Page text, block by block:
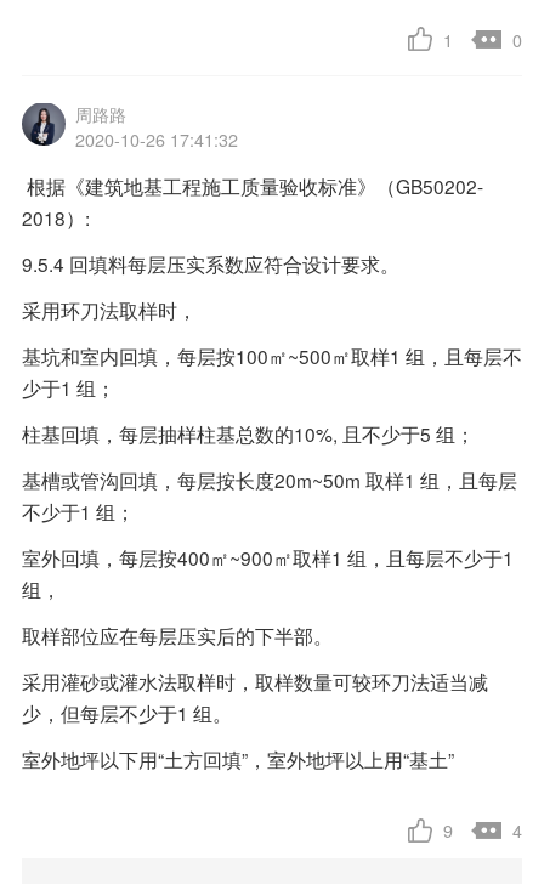
1 0
周路路
2020-10-26 17:41:32
根据《建筑地基工程施工质量验收标准》（GB50202-
2018）:
9.5.4 回填料每层压实系数应符合设计要求。
采用环刀法取样时，
基坑和室内回填，每层按100㎡~500㎡取样1 组，且每层不
少于1 组；
柱基回填，每层抽样柱基总数的10%, 且不少于5 组；
基槽或管沟回填，每层按长度20m~50m 取样1 组，且每层
不少于1 组；
室外回填，每层按400㎡~900㎡取样1 组，且每层不少于1
组，
取样部位应在每层压实后的下半部。
采用灌砂或灌水法取样时，取样数量可较环刀法适当减
少，但每层不少于1 组。
室外地坪以下用“土方回填”，室外地坪以上用“基土”
9 4